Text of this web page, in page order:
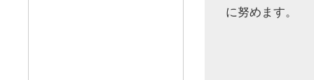
に努めます。